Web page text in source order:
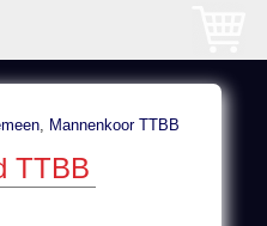
, Mannenkoor TTBB
TTBB